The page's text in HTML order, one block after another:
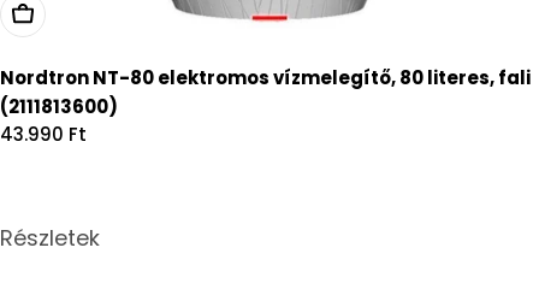
Kosárba
Nordtron NT-80 elektromos vízmelegítő, 80 literes, fali
(2111813600)
Regular
43.990 Ft
Részletek